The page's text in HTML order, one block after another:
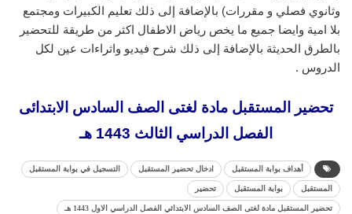
وثانوي فصلي و مقررات) بالإضافة إلى ذلك تعليم الكبيرات ومجتمع
بلا امية وايضا جميع ما يخص رياض الاطفال اكثر من طريقة للتحضير
بالطرق الحديثة بالإضافة إلى ذلك شرح فيديو واثراءات عين لكل
الدروس .
تحضير المستقبل مادة لغتى الصف السادس الابتدائى
الفصل الدراسي الثالث 1443 هـ
أهداف بوابة المستقبل ادخال تحضير المستقبل التسجيل في بوابة المستقبل
المستقبل بوابة المستقبل تحضير
تحضير المستقبل مادة لغتى الصف السادس الابتدائي الفصل الدراسي الاول 1443 هـ